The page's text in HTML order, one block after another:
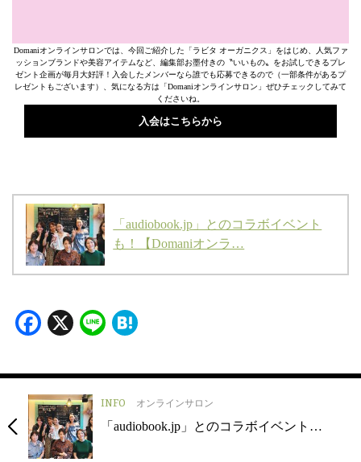
Domaniオンラインサロンでは、今回ご紹介した「ラビタ オーガニクス」をはじめ、人気ファ
ッションブランドや美容アイテムなど、編集部お墨付きの〝いいもの〟をお試しできるプレ
ゼント企画が毎月大好評！入会したメンバーなら誰でも応募できるので（一部条件があるプ
レゼントもございます）、気になる方は「Domaniオンラインサロン」ぜひチェックしてみて
くださいね。
入会はこちらから
「audiobook.jp」とのコラボイベント
も！【Domaniオンラ…
Facebook
X Line
INFO オンラインサロン
「audiobook.jp」とのコラボイベント…